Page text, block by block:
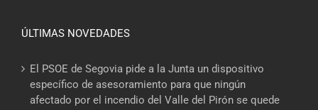
ÚLTIMAS NOVEDADES
El PSOE de Segovia pide a la Junta un dispositivo
específico de asesoramiento para que ningún
afectado por el incendio del Valle del Pirón se quede